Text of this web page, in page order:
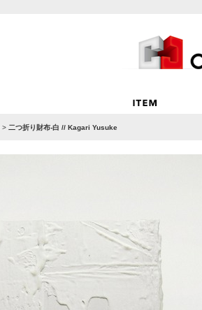
> 二つ折り財布-白 // Kagari Yusuke